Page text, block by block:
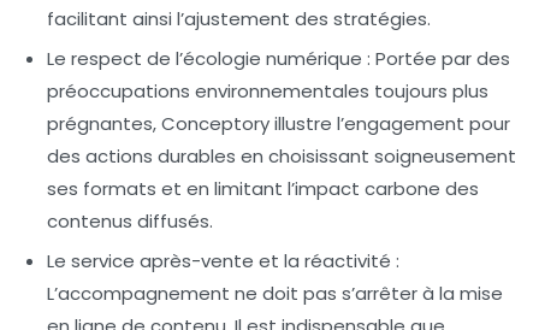
facilitant ainsi l’ajustement des stratégies.
Le respect de l’écologie numérique : Portée par des
préoccupations environnementales toujours plus
prégnantes, Conceptory illustre l’engagement pour
des actions durables en choisissant soigneusement
ses formats et en limitant l’impact carbone des
contenus diffusés.
Le service après-vente et la réactivité :
L’accompagnement ne doit pas s’arrêter à la mise